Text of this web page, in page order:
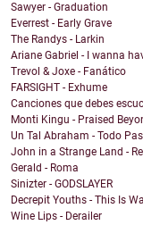
Sawyer - Graduation
Everrest - Early Grave
The Randys - Larkin
Ariane Gabriel - I wanna
Trevol & Joxe - Fanático
FARSIGHT - Exhume
Canciones que debes
Monti Kingu - Praised
Un Tal Abraham - Todo
John in a Strange Land -
Gerald - Roma
Sinizter - GODSLAYER
Decrepit Youths - This Is
Wine Lips - Derailer